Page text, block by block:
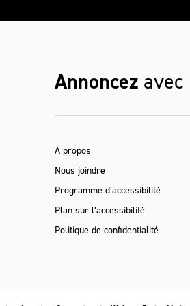
Annoncez avec
À propos
Nous joindre
Programme d’accessibilité
Plan sur l’accessibilité
Politique de confidentialité